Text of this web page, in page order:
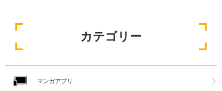
カテゴリー
マンガアプリ